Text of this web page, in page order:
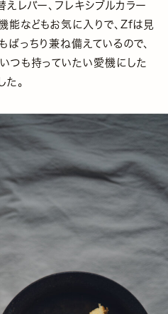
えレバー、フレキシブルカラー
能などもお気に入りで、Zfは見
ばっちり兼ね備えているので、
つも持っていたい愛機にした
た。